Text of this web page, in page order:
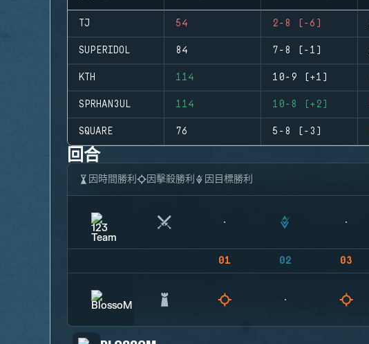
TJ 54 2-8 (-6)
SUPERIDOL 84 7-8 (-1)
KTH 114 10-9 (+1)
SPRHAN3UL 114 10-8 (+2)
SQUARE 76 5-8 (-3)
回合
因時間勝利 因擊殺勝利 因目標勝利
01 02 03